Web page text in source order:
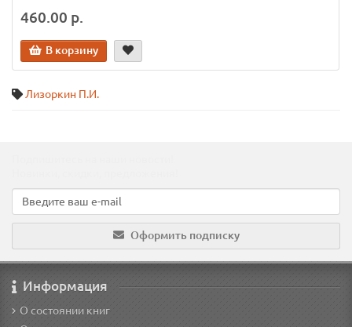
460.00 р.
В корзину
Лизоркин П.И.
Оформить подписку
Информация
О состоянии книг